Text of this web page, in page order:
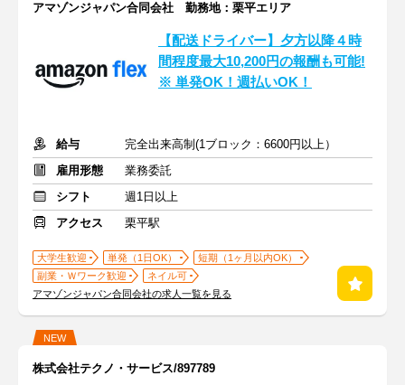
アマゾンジャパン合同会社 勤務地：栗平エリア
【配送ドライバー】夕方以降４時
間程度最大10,200円の報酬も可能!
※ 単発OK！週払いOK！
給与
完全出来高制(1ブロック：6600円以上）
雇用形態
業務委託
シフト
週1日以上
アクセス
栗平駅
大学生歓迎 単発（1日OK）
短期（1ヶ月以内OK）
副業・Ｗワーク歓迎
ネイル可
アマゾンジャパン合同会社の求人一覧を見る
NEW
株式会社テクノ・サービス/897789